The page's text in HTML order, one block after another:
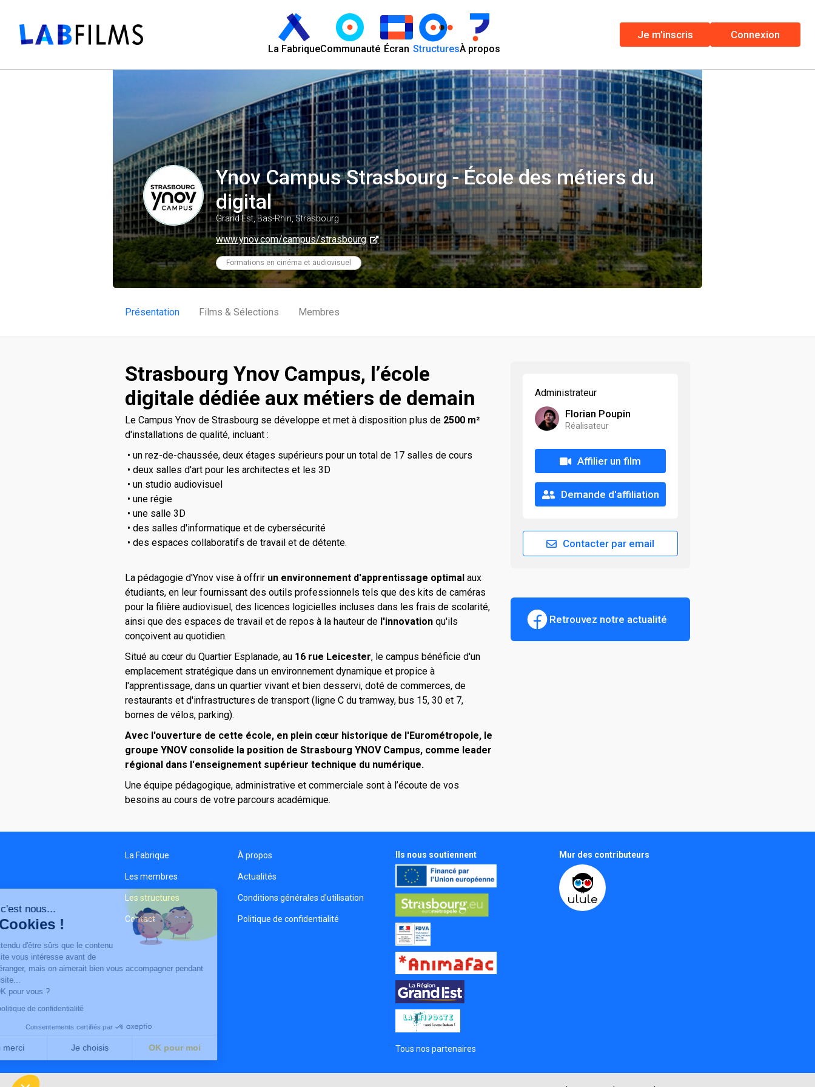
La FabriqueCommunauté Écran StructuresÀ propos
Je m'inscris Connexion
Ynov Campus Strasbourg - École des métiers du
digital
Grand Est, Bas-Rhin, Strasbourg
www.ynov.com/campus/strasbourg
Formations en cinéma et audiovisuel
Présentation Films & Sélections Membres
Strasbourg Ynov Campus, l’école
digitale dédiée aux métiers de demain
Le Campus Ynov de Strasbourg se développe et met à disposition plus de 2500 m²
d'installations de qualité, incluant :
• un rez-de-chaussée, deux étages supérieurs pour un total de 17 salles de cours
• deux salles d'art pour les architectes et les 3D
• un studio audiovisuel
• une régie
• une salle 3D
• des salles d'informatique et de cybersécurité
• des espaces collaboratifs de travail et de détente.
La pédagogie d'Ynov vise à offrir un environnement d'apprentissage optimal aux
étudiants, en leur fournissant des outils professionnels tels que des kits de caméras
pour la filière audiovisuel, des licences logicielles incluses dans les frais de scolarité,
ainsi que des espaces de travail et de repos à la hauteur de l'innovation qu'ils
conçoivent au quotidien.
Situé au cœur du Quartier Esplanade, au 16 rue Leicester, le campus bénéficie d'un
emplacement stratégique dans un environnement dynamique et propice à
l'apprentissage, dans un quartier vivant et bien desservi, doté de commerces, de
restaurants et d'infrastructures de transport (ligne C du tramway, bus 15, 30 et 7,
bornes de vélos, parking).
Avec l'ouverture de cette école, en plein cœur historique de l'Eurométropole, le
groupe YNOV consolide la position de Strasbourg YNOV Campus, comme leader
régional dans l'enseignement supérieur technique du numérique.
Une équipe pédagogique, administrative et commerciale sont à l’écoute de vos
besoins au cours de votre parcours académique.
Administrateur
Florian Poupin
Réalisateur
Affilier un film
Demande d'affiliation
Contacter par email
Retrouvez notre actualité
La Fabrique
Les membres
Les structures
Contact
À propos
Actualités
Conditions générales d'utilisation
Politique de confidentialité
Ils nous soutiennent
Tous nos partenaires
Mur des contributeurs
Salut c'est nous...
les Cookies !
On a attendu d'être sûrs que le contenu
de ce site vous intéresse avant de
vous déranger, mais on aimerait bien vous accompagner pendant
C'est OK pour vous ?
Lire la politique de confidentialité
Consentements certifiés par
Non merci Je choisis OK pour moi